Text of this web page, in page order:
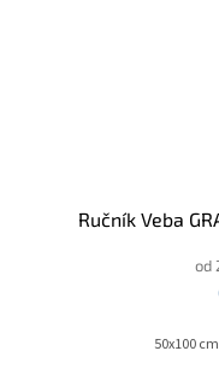
Ručník Veba
od
50x100 cm